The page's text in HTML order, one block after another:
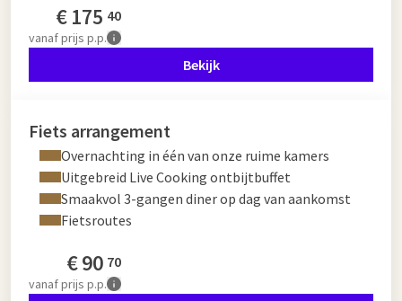
€175 40
vanafprijs p.p.
Bekijk
Fiets arrangement
Overnachting in één van onze ruime kamers
Uitgebreid Live Cooking ontbijtbuffet
Smaakvol 3-gangen diner op dag van aankomst
Fietsroutes
€90 70
vanafprijs p.p.